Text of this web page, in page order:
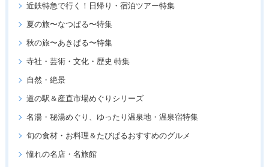
近鉄特急で行く！日帰り・宿泊ツアー特集
夏の旅〜なつぱる〜特集
秋の旅〜あきぱる〜特集
寺社・芸術・文化・歴史 特集
自然・絶景
道の駅＆産直市場めぐりシリーズ
名湯・秘湯めぐり、ゆったり温泉地・温泉宿特集
旬の食材・お料理＆たびぱるおすすめのグルメ
憧れの名店・名旅館